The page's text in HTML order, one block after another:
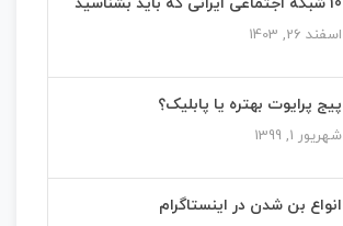
10 شبکه اجتماعی ایرانی که باید بشناسید
اسفند 26, 1403
پیج پرایوت بهتره یا پابلیک؟
شهریور 1, 1399
انواع بن شدن در اینستاگرام